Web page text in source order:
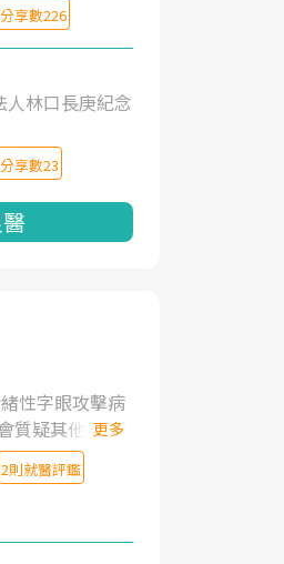
分享數226
人林口長庚紀念
分享數23
性字眼攻擊病
質疑其他醫生
更多
2則就醫評鑑